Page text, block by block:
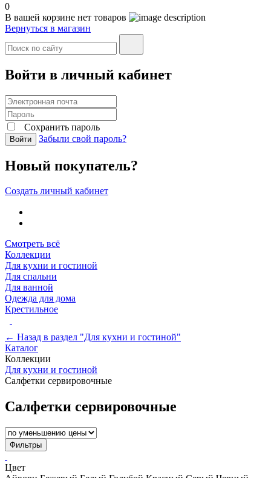
0
В вашей корзине нет товаров
Вернуться в магазин
Войти в личный кабинет
Сохранить пароль
Войти Забыли свой пароль?
Новый покупатель?
Создать личный кабинет
Смотреть всё
Коллекции
Для кухни и гостиной
Для спальни
Для ванной
Одежда для дома
Крестильное
← Назад в раздел "Для кухни и гостиной"
Каталог
Коллекции
Для кухни и гостиной
Салфетки сервировочные
Салфетки сервировочные
Фильтры
Цвет